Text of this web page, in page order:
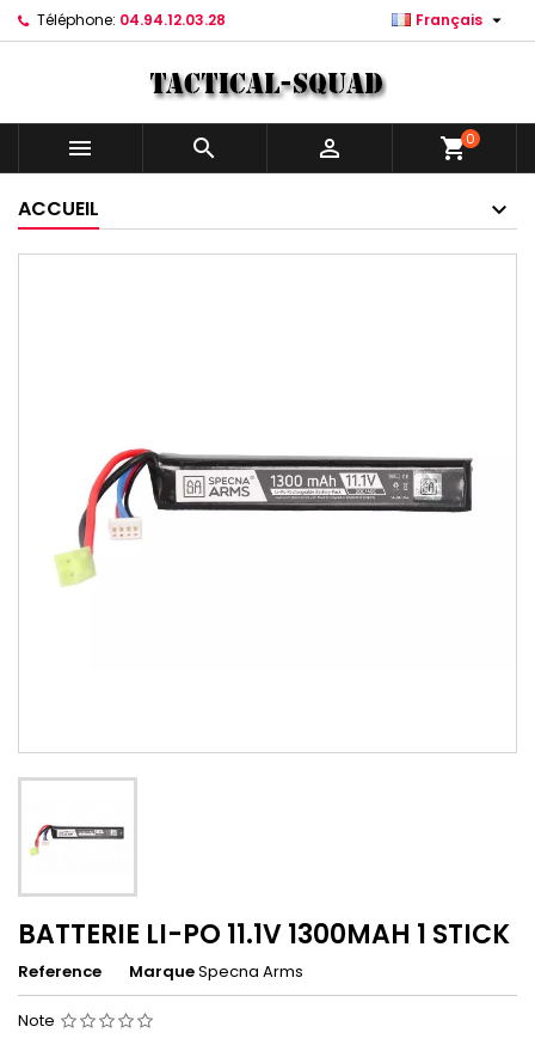
Téléphone: 04.94.12.03.28 Français 
   shopping_cart0
ACCUEIL
BATTERIE LI-PO 11.1V 1300MAH 1 STICK
Reference MarqueSpecna Arms
Note